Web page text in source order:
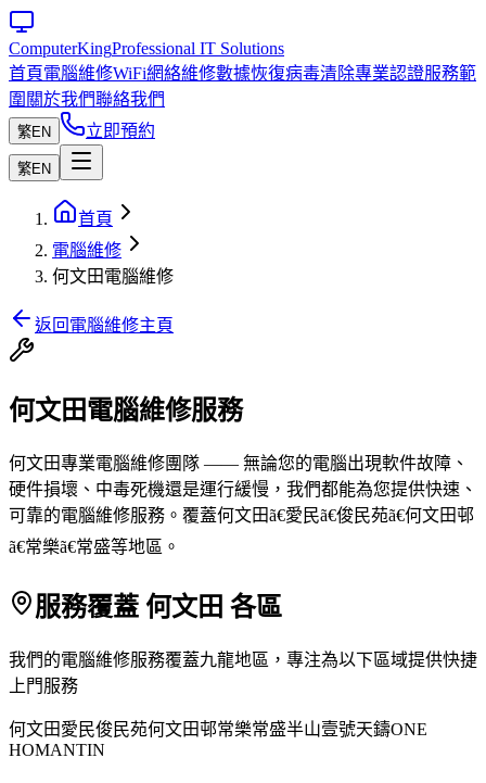
ComputerKingProfessional IT Solutions
首頁電腦維修WiFi網絡維修數據恢復病毒清除專業認證服務範
圍 關於我們聯絡我們
繁EN 立即預約
繁EN
首頁
電腦維修
何文田電腦維修
返回電腦維修主頁
何文田電腦維修服務
何文田專業電腦維修團隊 —— 無論您的電腦出現軟件故障、
硬件損壞、中毒死機還是運行緩慢，我們都能為您提供快速、
可靠的電腦維修服務。覆蓋何文田ã€愛民ã€俊民苑ã€何文田邨
ã€常樂ã€常盛等地區。
服務覆蓋 何文田 各區
我們的電腦維修服務覆蓋九龍地區，專注為以下區域提供快捷
上門服務
何文田愛民俊民苑何文田邨常樂常盛半山壹號天鑄ONE
HOMANTIN